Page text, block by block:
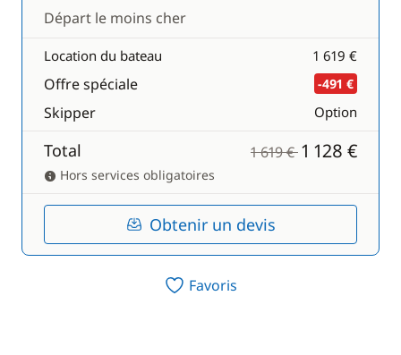
Départ le moins cher
Location du bateau 1 619 €
Offre spéciale -491 €
Skipper Option
Total 1 619 €1 128 €
Hors services obligatoires
Obtenir un devis
Favoris